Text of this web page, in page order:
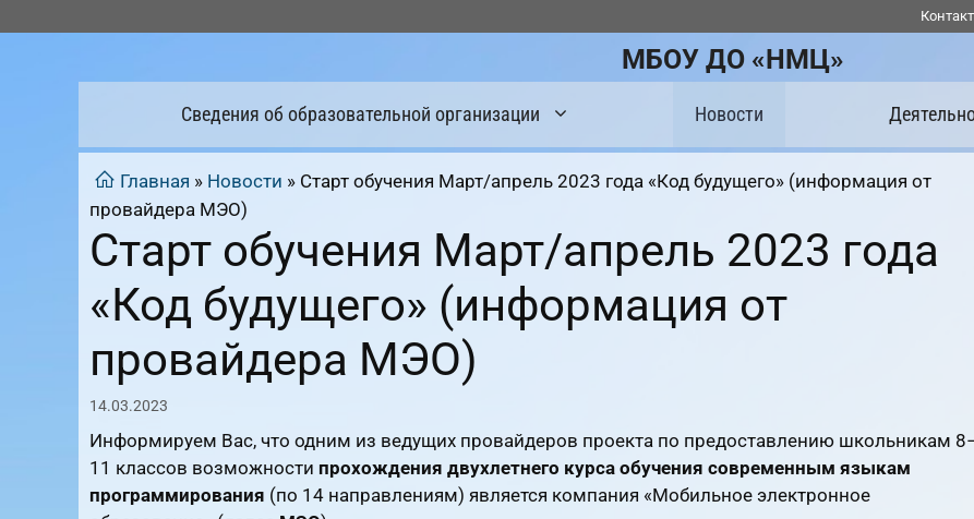
к
МБОУ ДО «НМЦ»
Сведения об образовательной организации Новости
Главная » Новости » Старт обучения Март/апрель 2023 года «Код будущего» (информация от
провайдера МЭО)
Старт обучения Март/апрель 2023 года
«Код будущего» (информация от
провайдера МЭО)
14.03.2023
Информируем Вас, что одним из ведущих провайдеров проекта по предоставлению школьникам
11 классов возможности прохождения двухлетнего курса обучения современным языкам
программирования (по 14 направлениям) является компания «Мобильное электронное